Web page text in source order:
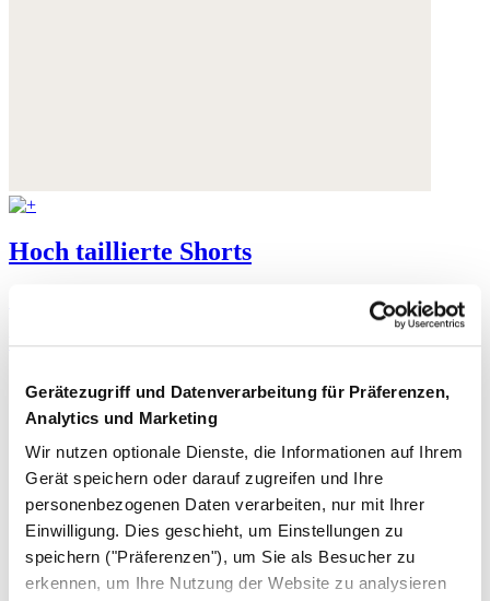
Gerätezugriff und Datenverarbeitung für Präferenzen,
Analytics und Marketing
Wir nutzen optionale Dienste, die Informationen auf Ihrem
Gerät speichern oder darauf zugreifen und Ihre
personenbezogenen Daten verarbeiten, nur mit Ihrer
Einwilligung. Dies geschieht, um Einstellungen zu
speichern ("Präferenzen"), um Sie als Besucher zu
erkennen, um Ihre Nutzung der Website zu analysieren
Hoch taillierte Shorts
War 139,- €jetzt 79,- €